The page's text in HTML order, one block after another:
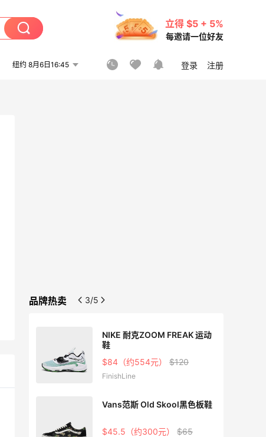
立得 $5 + 5%
每邀请一位好友
纽约 8月6日16:45 登录 注册
品牌热卖 4/5
NIKE 耐克ZOOM FREAK 运动
$84（约554元）$120
FinishLine
Vans范斯 Old Skool黑色板鞋
$45.5（约300元）$65